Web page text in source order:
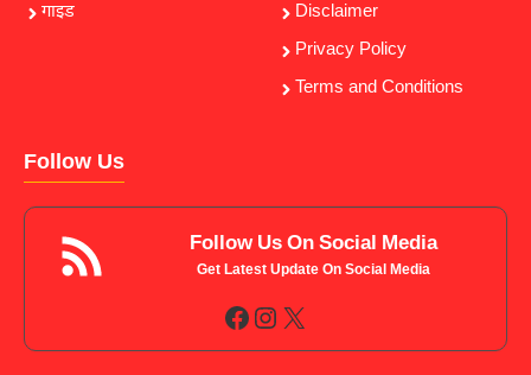
गाइड
Disclaimer
Privacy Policy
Terms and Conditions
Follow Us
Follow Us On Social Media
Get Latest Update On Social Media
Facebook
Instagram
X